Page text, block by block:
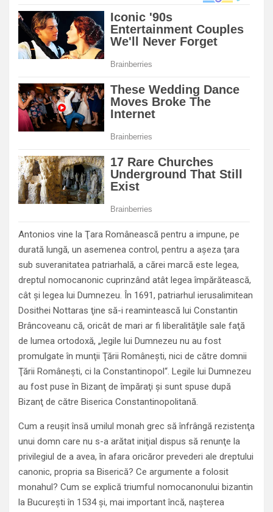
Antonios vine la Ţara Românească pentru a impune, pe
durată lungă, un asemenea control, pentru a aşeza ţara
sub suveranitatea patriarhală, a cărei marcă este legea,
dreptul nomocanonic cuprinzând atât legea împărătească,
cât şi legea lui Dumnezeu. În 1691, patriarhul ierusalimitean
Dosithei Nottaras ţine să-i reamintească lui Constantin
Brâncoveanu că, oricât de mari ar fi liberalităţile sale faţă
de lumea ortodoxă, „legile lui Dumnezeu nu au fost
promulgate în munţii Ţării Româneşti, nici de către domnii
Ţării Româneşti, ci la Constantinopol“. Legile lui Dumnezeu
au fost puse în Bizanţ de împăraţi şi sunt spuse după
Bizanţ de către Biserica Constantinopolitană.
Cum a reuşit însă umilul monah grec să înfrângă rezistenţa
unui domn care nu s-a arătat iniţial dispus să renunţe la
privilegiul de a avea, în afara oricăror prevederi ale dreptului
canonic, propria sa Biserică? Ce argumente a folosit
monahul? Cum se explică triumful nomocanonului bizantin
la Bucureşti în 1534 şi, mai important încă, naşterea